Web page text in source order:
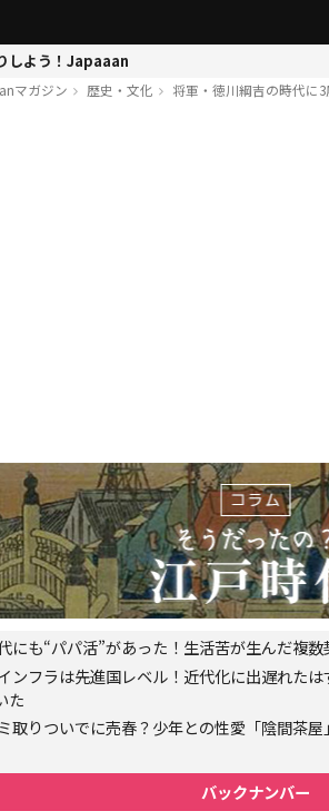
しよう！Japaaan
マガジン 歴史・文化 将軍・徳川綱吉の時代に
にも“パパ活”があった！生活苦が生んだ複
ンフラは先進国レベル！近代化に出遅れた
た
取りついでに売春？少年との性愛「陰間茶
バックナンバー